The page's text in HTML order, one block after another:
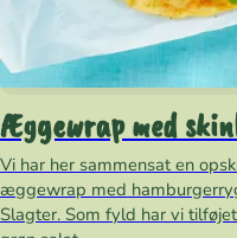
Æggewrap med
Vi har her sammensat en
æggewrap med
Slagter. Som fyld har vi